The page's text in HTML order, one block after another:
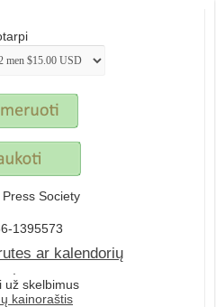
Society
1395573
ar kalendorių
už skelbimus
kainoraštis